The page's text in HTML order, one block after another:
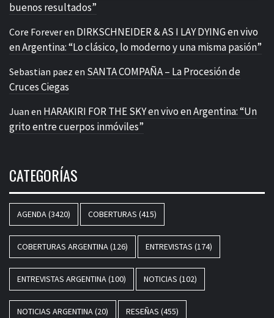
buenos resultados”
Core Foreveren DIRKSCHNEIDER & AS I LAY DYING en vivo
en Argentina: “Lo clásico, lo moderno y una misma pasión”
Sebastian paez en SANTA COMPAÑA – La Procesión de
Cruces Ciegas
Juan en HARAKIRI FOR THE SKY en vivo en Argentina: “Un
grito entre cuerpos inmóviles”
CATEGORÍAS
AGENDA(3420) COBERTURAS (415)
COBERTURAS ARGENTINA(126) ENTREVISTAS (174)
ENTREVISTAS ARGENTINA(100) NOTICIAS (102)
NOTICIAS ARGENTINA(20) RESEÑAS (455)